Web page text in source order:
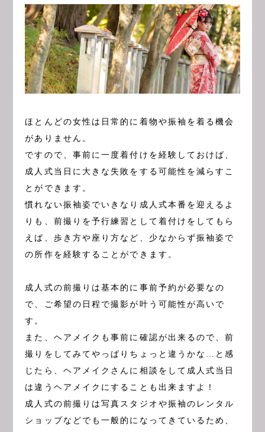
ほとんどの女性は日常的に着物や振袖を着る機会
がありません。
ですので、事前に一度着付けを経験しておけば、
成人式当日に大きな失敗をする可能性を減らすこ
とができます。
慣れない振袖姿でいきなり成人式本番を迎えるよ
りも、前撮りを予行練習として着付けをしてもら
えば、歩き方や座り方など、少なからず振袖姿で
の所作を経験することができます。
成人式の前撮りは基本的に事前予約が必要なの
で、ご希望の日程で撮影が叶う可能性が高いで
す。
また、ヘアメイクも事前に確認が出来るので、前
撮りをしてみてやっぱりちょっと違うかな…と感
じたら、ヘアメイクさんに相談をして成人式当日
は違うヘアメイクにすることも出来ますよ！
成人式の前撮りは写真スタジオや振袖のレンタル
ショップなどでも一般的になってきているため、